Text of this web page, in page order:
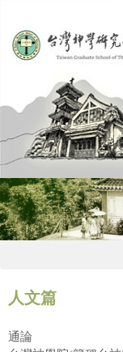
主
區
人文篇
通論